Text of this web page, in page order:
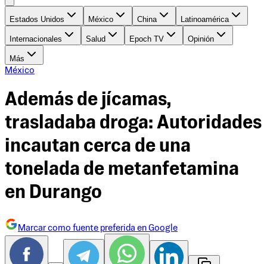
Estados Unidos México China Latinoamérica
Internacionales Salud Epoch TV Opinión
Más
México
Además de jícamas,
trasladaba droga: Autoridades
incautan cerca de una
tonelada de metanfetamina
en Durango
Marcar como fuente preferida en Google